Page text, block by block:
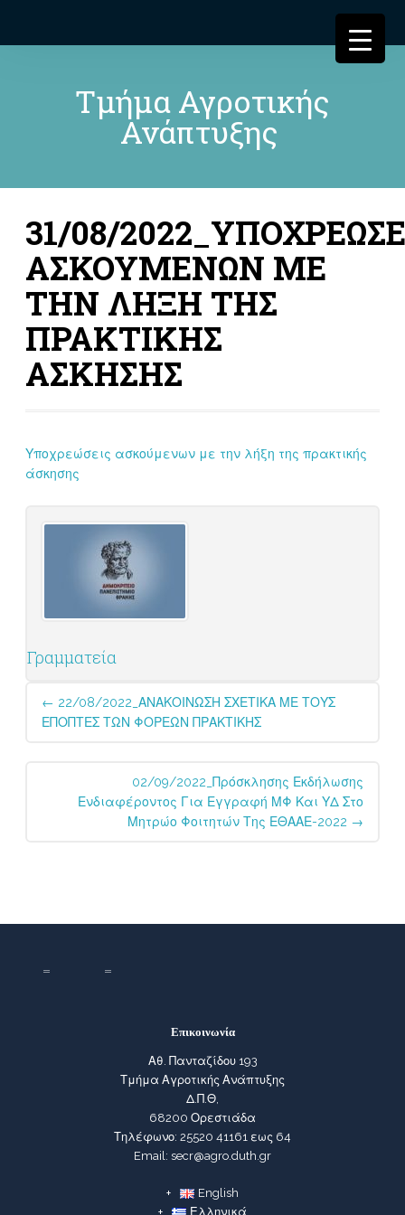
Τμήμα Αγροτικής
Ανάπτυξης
31/08/
ΑΣΚΟΥΜΕΝΩΝ ΜΕ
ΤΗΝ ΛΗΞΗ ΤΗΣ
ΠΡΑΚΤΙΚΗΣ
ΑΣΚΗΣΗΣ
Υποχρεώσεις ασκούμενων με την λήξη της πρακτικής
άσκησης
Γραμματεία
Post
navigation
← 22/08/2022_ΑΝΑΚΟΙΝΩΣΗ ΣΧΕΤΙΚΑ ΜΕ ΤΟΥΣ
ΕΠΟΠΤΕΣ ΤΩΝ ΦΟΡΕΩΝ ΠΡΑΚΤΙΚΗΣ
02/09/2022_Πρόσκλησης Εκδήλωσης
Ενδιαφέροντος Για Εγγραφή ΜΦ Και ΥΔ Στο
Μητρώο Φοιτητών Της ΕΘΑΑΕ-2022 →
Επικοινωνία
Αθ. Πανταζίδου 193
Τμήμα Αγροτικής Ανάπτυξης
Δ.Π.Θ,
68200 Ορεστιάδα
Τηλέφωνο: 25520 41161 εως 64
Email: secr@agro.duth.gr
English
Ελληνικά